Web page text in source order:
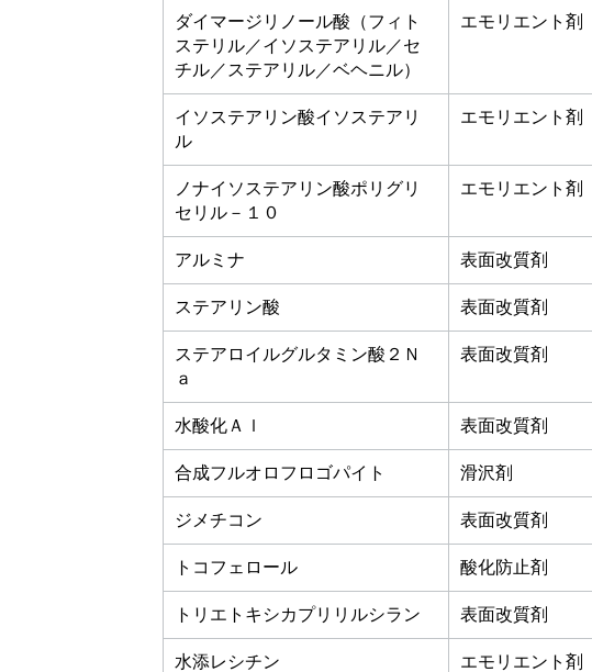
ダイマージリノール酸（フィト
ステリル／イソステアリル／セ
チル／ステアリル／ベヘニル）
エモリエント剤
イソステアリン酸イソステアリ
ル
エモリエント剤
ノナイソステアリン酸ポリグリ
セリル－１０
エモリエント剤
アルミナ 表面改質剤
ステアリン酸 表面改質剤
ステアロイルグルタミン酸２Ｎ
ａ
表面改質剤
水酸化Ａｌ 表面改質剤
合成フルオロフロゴパイト 滑沢剤
ジメチコン 表面改質剤
トコフェロール 酸化防止剤
トリエトキシカプリリルシラン 表面改質剤
水添レシチン エモリエント剤